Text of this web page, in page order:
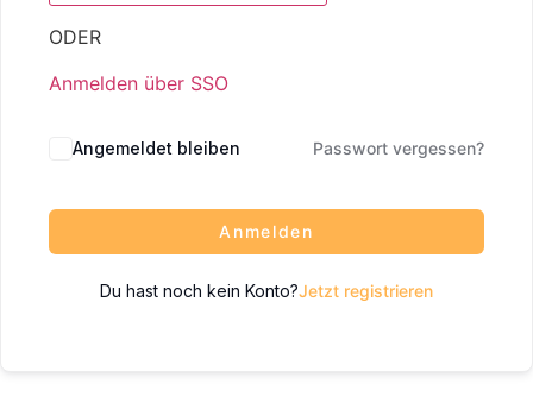
ODER
Anmelden über SSO
Angemeldet bleiben Passwort vergessen?
Anmelden
Du hast noch kein Konto?Jetzt registrieren